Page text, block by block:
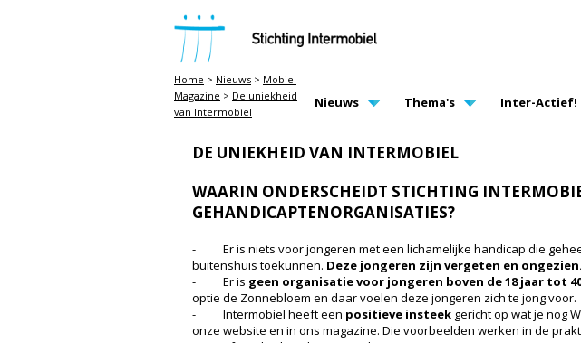
STICHTING INTERMOBIEL
MAIN PAGE NAVIGATION
Nieuws Thema's Inter-Actief!
Home > Nieuws > Mobiel
Magazine > De uniekheid
van Intermobiel
DE UNIEKHEID VAN INTERMOBIEL
WAARIN ONDERSCHEIDT STICHTING
GEHANDICAPTENORGANISATIES?
- Er is niets voor jongeren met een lichamelijke handicap die
buitenshuis toekunnen. Deze jongeren zijn vergeten en ongezien.
- Er is geen organisatie voor jongeren boven de 18 jaar tot
optie de Zonnebloem en daar voelen deze jongeren zich te jong voor.
- Intermobiel heeft een positieve insteek gericht op wat je nog
onze website en in ons magazine. Die voorbeelden werken in de